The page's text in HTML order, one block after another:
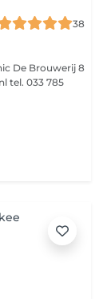
38
De Brouwerij 8